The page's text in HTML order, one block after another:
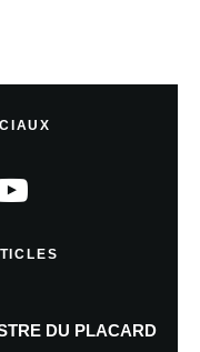
DU PLACARD